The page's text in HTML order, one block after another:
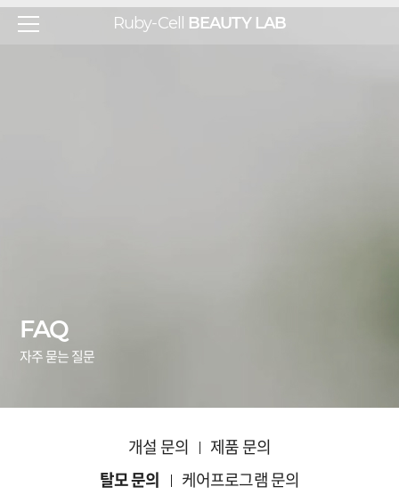
Ruby-Cell BEAUTY LAB
FAQ
자주 묻는 질문
개설 문의
제품 문의
탈모 문의
케어프로그램 문의